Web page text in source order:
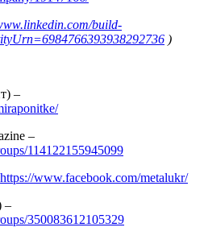
build-
)
–
–
114122155945099
https://www.facebook.com/metalukr/
–
350083612105329